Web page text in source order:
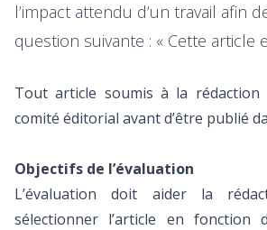
l’impact attendu d’un travail afin
question suivante : « Cette article
Tout article soumis à la
comité éditorial avant d’être publié
Objectifs de l’évaluation
L’évaluation doit aider la
sélectionner l’article en fonction